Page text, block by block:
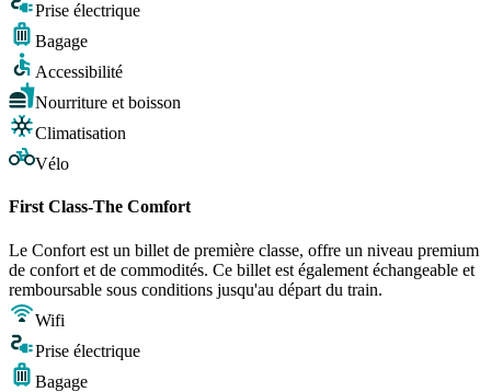
Prise électrique
Bagage
Accessibilité
Nourriture et boisson
Climatisation
Vélo
First Class-The Comfort
Le Confort est un billet de première classe, offre un niveau premium
de confort et de commodités. Ce billet est également échangeable et
remboursable sous conditions jusqu'au départ du train.
Wifi
Prise électrique
Bagage